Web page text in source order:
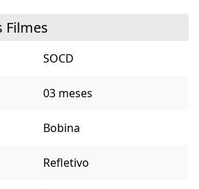
Filmes
SOCD
03 meses
Bobina
Refletivo